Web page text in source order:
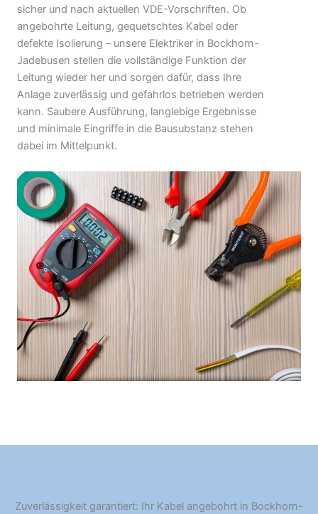
sicher und nach aktuellen VDE-Vorschriften. Ob
angebohrte Leitung, gequetschtes Kabel oder
defekte Isolierung – unsere Elektriker in Bockhorn-
Jadebusen stellen die vollständige Funktion der
Leitung wieder her und sorgen dafür, dass Ihre
Anlage zuverlässig und gefahrlos betrieben werden
kann. Saubere Ausführung, langlebige Ergebnisse
und minimale Eingriffe in die Bausubstanz stehen
dabei im Mittelpunkt.
Zuverlässigkeit garantiert: Ihr Kabel angebohrt in Bockhorn-